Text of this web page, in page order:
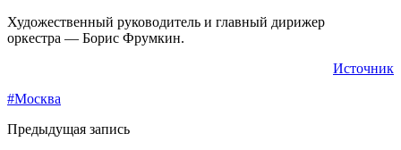
Художественный руководитель и главный дирижер
оркестра — Борис Фрумкин.
Источник
#Москва
Предыдущая запись